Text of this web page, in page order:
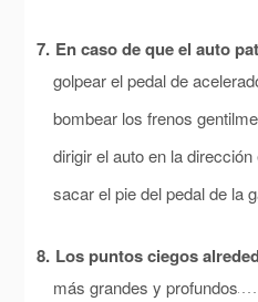
7. En caso de que el auto
golpear el pedal de
bombear los frenos
dirigir el auto en la dirección
sacar el pie del pedal de la
8. Los puntos ciegos
más grandes y profundos